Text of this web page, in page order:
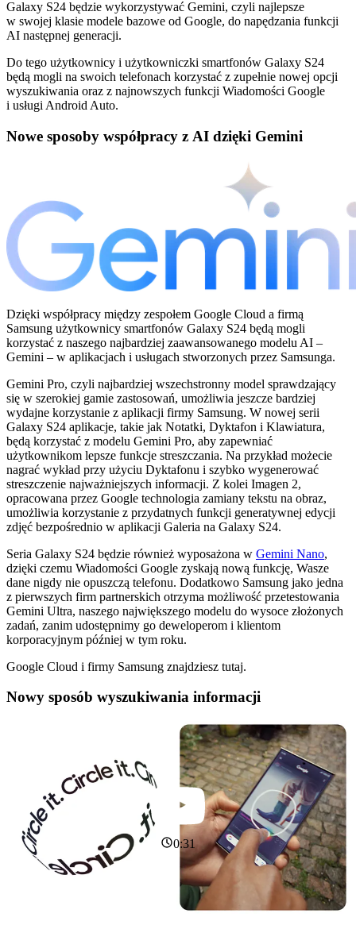
Galaxy S24 będzie wykorzystywać Gemini, czyli najlepsze
w swojej klasie modele bazowe od Google, do napędzania funkcji
AI następnej generacji.
Do tego użytkownicy i użytkowniczki smartfonów Galaxy S24
będą mogli na swoich telefonach korzystać z zupełnie nowej opcji
wyszukiwania oraz z najnowszych funkcji Wiadomości Google
i usługi Android Auto.
Nowe sposoby współpracy z AI dzięki Gemini
Dzięki współpracy między zespołem Google Cloud a firmą
Samsung użytkownicy smartfonów Galaxy S24 będą mogli
korzystać z naszego najbardziej zaawansowanego modelu AI –
Gemini – w aplikacjach i usługach stworzonych przez Samsunga.
Gemini Pro, czyli najbardziej wszechstronny model sprawdzający
się w szerokiej gamie zastosowań, umożliwia jeszcze bardziej
wydajne korzystanie z aplikacji firmy Samsung. W nowej serii
Galaxy S24 aplikacje, takie jak Notatki, Dyktafon i Klawiatura,
będą korzystać z modelu Gemini Pro, aby zapewniać
użytkownikom lepsze funkcje streszczania. Na przykład możecie
nagrać wykład przy użyciu Dyktafonu i szybko wygenerować
streszczenie najważniejszych informacji. Z kolei Imagen 2,
opracowana przez Google technologia zamiany tekstu na obraz,
umożliwia korzystanie z przydatnych funkcji generatywnej edycji
zdjęć bezpośrednio w aplikacji Galeria na Galaxy S24.
Seria Galaxy S24 będzie również wyposażona w Gemini Nano,
dzięki czemu Wiadomości Google zyskają nową funkcję, Wasze
dane nigdy nie opuszczą telefonu. Dodatkowo Samsung jako jedna
z pierwszych firm partnerskich otrzyma możliwość przetestowania
Gemini Ultra, naszego największego modelu do wysoce złożonych
zadań, zanim udostępnimy go deweloperom i klientom
korporacyjnym później w tym roku.
Google Cloud i firmy Samsung znajdziesz tutaj.
Nowy sposób wyszukiwania informacji
0:31